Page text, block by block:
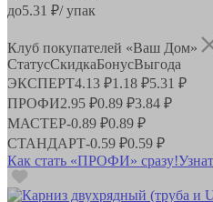
до5.31 ₽/ упак
Клуб покупателей «Ваш Дом»
СтатусСкидкаБонусВыгода
ЭКСПЕРТ4.13 ₽1.18 ₽5.31 ₽
ПРОФИ2.95 ₽0.89 ₽3.84 ₽
МАСТЕР-0.89 ₽0.89 ₽
СТАНДАРТ-0.59 ₽0.59 ₽
Как стать «ПРОФИ» сразу!